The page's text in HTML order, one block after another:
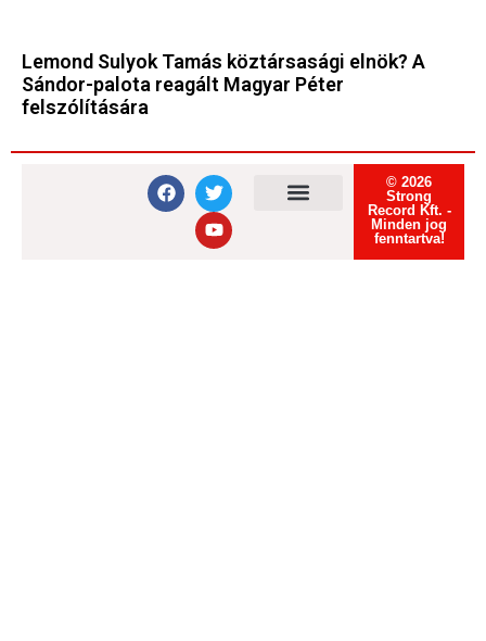
Lemond Sulyok Tamás köztársasági elnök? A
Sándor-palota reagált Magyar Péter
felszólítására
© 2026
Strong
Record Kft. -
Minden jog
fenntartva!